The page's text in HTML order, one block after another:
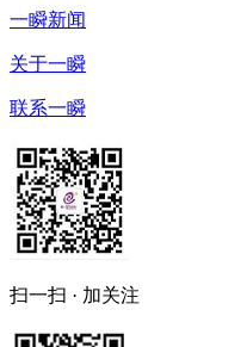
一瞬新闻
关于一瞬
联系一瞬
扫一扫 · 加关注